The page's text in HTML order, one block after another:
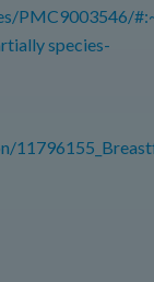
PMC9003546/
species-